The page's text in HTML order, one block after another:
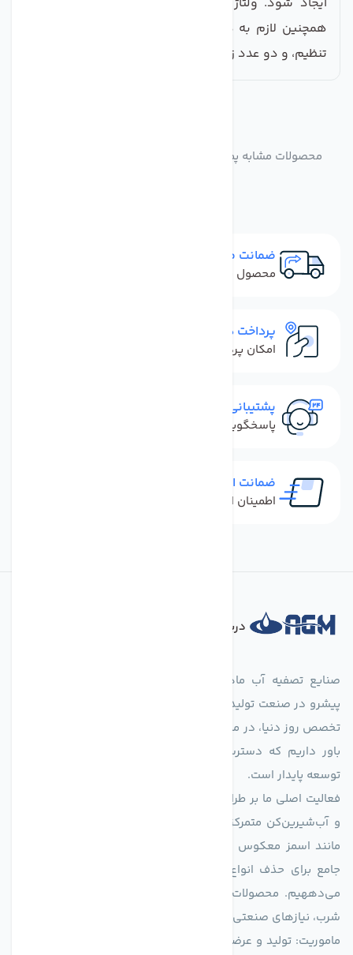
همچنین لازم به ذکر است که این پمپ دارای هد قابل
تنظیم، و دو عدد زانوی پمپ دبل اورینگ، می باشد
محصولات مشابه پمپ دستگاه تصفیه آب خانگی سی سی کا
ضمانت مرجوعی
محصول نباید آسیب دیده باشد
پرداخت در محل
امکان پرداخت کل فاکتور در محل
پشتیبانی سریع
پاسخگویی سریع به تماس‌ها و پیام‌ها
ضمانت اصل بودن کالا
اطمینان از خرید کالای اورجینال
درباره فروشگاه
پیشرو در صنعت تولید تجهیزات تصفیه آب، با تکیه بر دانش فنی و
تخصص روز دنیا، در مسیر تأمین آب سالم و پایدار گام برمی‌دارد. ما
باور داریم که دسترسی به آب پاک، یک حق اساسی و زیربنای
توسعه پایدار است.
فعالیت اصلی ما بر طراحی و تولید سیستم‌های پیشرفته تصفیه آب
و آب‌شیرین‌کن متمرکز است. ما با بهره‌گیری از فناوری‌های نوین
جامع برای حذف انواع آلاینده‌ها، املاح و نمک از منابع آبی ارائه
می‌دههیم. محصولات ما برای مصارف متنوعی از جمله تأمین آب
شرب، نیازهای صنعتی و کشاورزی طراحی و بهینه‌سازی شده‌اند.
ماموریت: تولید و عرضه محصولاتی با بالاترین استاندارد کیفی، ارائه